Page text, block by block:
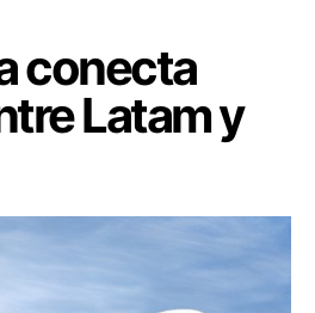
conecta
Latam y